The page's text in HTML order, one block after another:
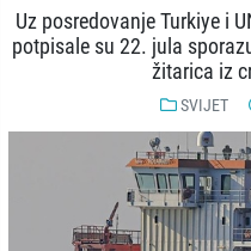
Uz posredovanje Turkiye i
potpisale su 22. jula
žitarica iz
SVIJET